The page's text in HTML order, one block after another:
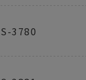
S-3780